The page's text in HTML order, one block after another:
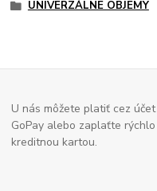
UNIVERZÁLNE OBJEMY
U nás môžete platiť cez účet
GoPay alebo zaplaťte rýchlo
kreditnou kartou.